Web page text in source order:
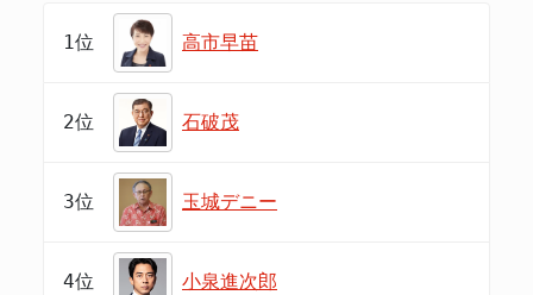
1位 高市早苗
2位 石破茂
3位 玉城デニー
4位 小泉進次郎